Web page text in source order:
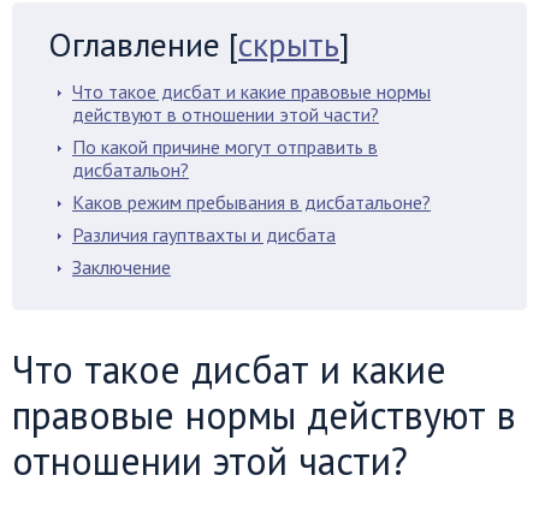
Оглавление [скрыть]
Что такое дисбат и какие правовые нормы
действуют в отношении этой части?
По какой причине могут отправить в
дисбатальон?
Каков режим пребывания в дисбатальоне?
Различия гауптвахты и дисбата
Заключение
Что такое дисбат и какие
правовые нормы действуют в
отношении этой части?